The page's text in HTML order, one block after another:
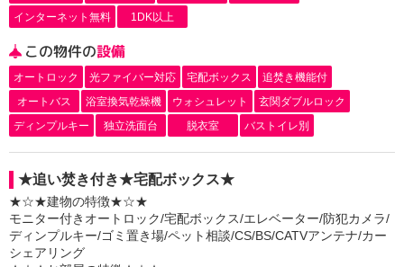
インターネット無料
1DK以上
この物件の設備
オートロック 光ファイバー対応 宅配ボックス
追焚き機能付
オートバス
浴室換気乾燥機 ウォシュレット
玄関ダブルロック
ディンプルキー
独立洗面台 脱衣室 バストイレ別
★追い焚き付き★宅配ボックス★
★☆★建物の特徴★☆★
モニター付きオートロック/宅配ボックス/エレベーター/防犯カメラ/
ディンプルキー/ゴミ置き場/ペット相談/CS/BS/CATVアンテナ/カー
シェアリング